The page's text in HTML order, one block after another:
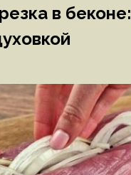
в беконе: